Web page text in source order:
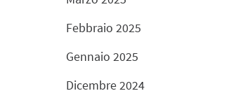
Febbraio 2025
Gennaio 2025
Dicembre 2024